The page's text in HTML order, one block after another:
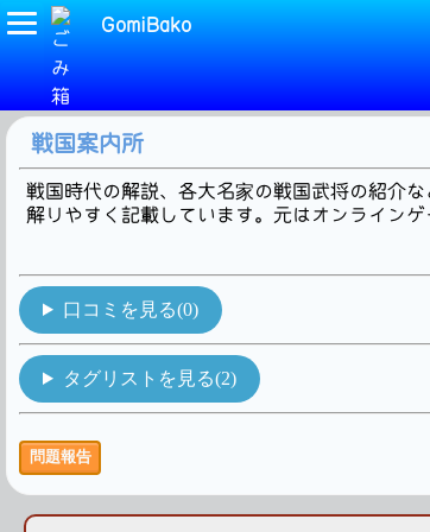
GomiBako
(戦国時代)タグの検索結果です。1Hit!
戦国案内所
戦国時代の解説、各大名家の戦国武将の紹介
解りやすく記載しています。元はオンライン
口コミを見る(0)
タグリストを見る(2)
問題報告